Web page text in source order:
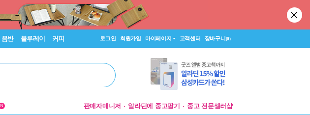
음반 블루레이 커피 로그인 회원가입 마이페이지 고객센터 장바구니(0)
N 판매자매니저 알라딘에 중고팔기 중고 전문셀러샵